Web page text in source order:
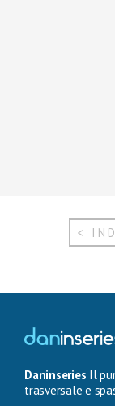
<
Daninseries Il
trasversale e